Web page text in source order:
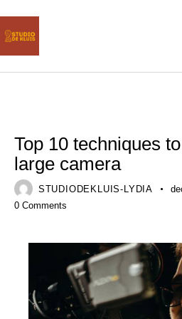
Top 10 techniques
large camera
STUDIODEKLUIS-LYDIA
0 Comments